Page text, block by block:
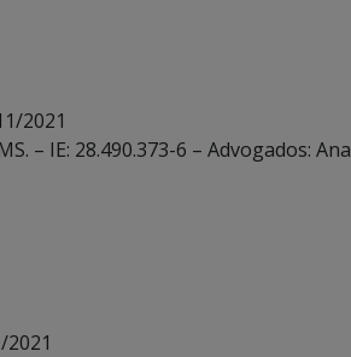
2021
– IE: 28.490.373-6 – Advogados: Ana